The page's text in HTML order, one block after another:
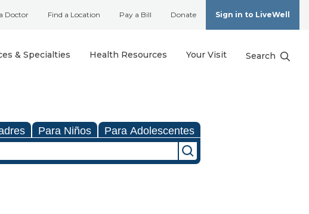
Doctor Find a Location Pay a Bill Donate Sign in to LiveWell
& Specialties Health Resources Your Visit Search
Para Niños Para Adolescentes